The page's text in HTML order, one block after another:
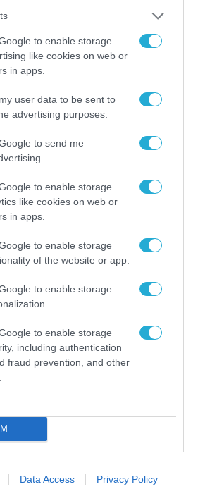
to enable storage
like cookies on web or
in apps.
user data to be sent to
advertising purposes.
to send me
to enable storage
like cookies on web or
in apps.
to enable storage
of the website or app.
to enable storage
to enable storage
including authentication
fraud prevention, and other
Data Access Privacy Policy
μήνυμα της μητέρας στον
πριν από τη δολοφονία των
Ιράν στις χώρες του Κόλπου:
Τραμπ αλλιώς θα σας